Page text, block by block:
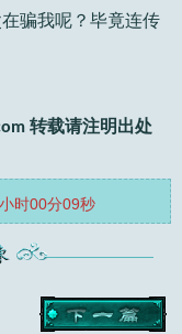
骗我呢？毕竟连传
转载请注明出处
时00分09秒